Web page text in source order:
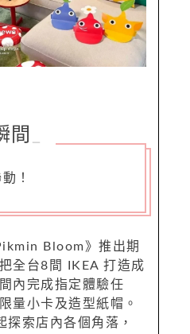
間
！
Bloom》推出期
全台8間 IKEA 打造成
內完成指定體驗任
量小卡及造型紙帽。
索店內各個角落，